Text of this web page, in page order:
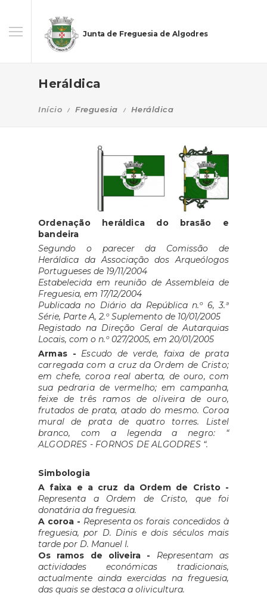
Junta de Freguesia de Algodres
Heráldica
Início Freguesia Heráldica
Ordenação heráldica do brasão e
bandeira
Segundo o parecer da Comissão de
Heráldica da Associação dos Arqueólogos
Portugueses de 19/11/2004
Estabelecida em reunião de Assembleia de
Freguesia, em 17/12/2004
Publicada no Diário da República n.º 6, 3.ª
Série, Parte A, 2.º Suplemento de 10/01/2005
Registado na Direção Geral de Autarquias
Locais, com o n.º 027/2005, em 20/01/2005
Armas - Escudo de verde, faixa de prata
carregada com a cruz da Ordem de Cristo;
em chefe, coroa real aberta, de ouro, com
sua pedraria de vermelho; em campanha,
feixe de três ramos de oliveira de ouro,
frutados de prata, atado do mesmo. Coroa
mural de prata de quatro torres. Listel
branco, com a legenda a negro: “
ALGODRES - FORNOS DE ALGODRES “.
Simbologia
A faixa e a cruz da Ordem de Cristo -
Representa a Ordem de Cristo, que foi
donatária da freguesia.
A coroa - Representa os forais concedidos à
freguesia, por D. Dinis e dois séculos mais
tarde por D. Manuel I.
Os ramos de oliveira - Representam as
actividades económicas tradicionais,
actualmente ainda exercidas na freguesia,
das quais se destaca a olivicultura.